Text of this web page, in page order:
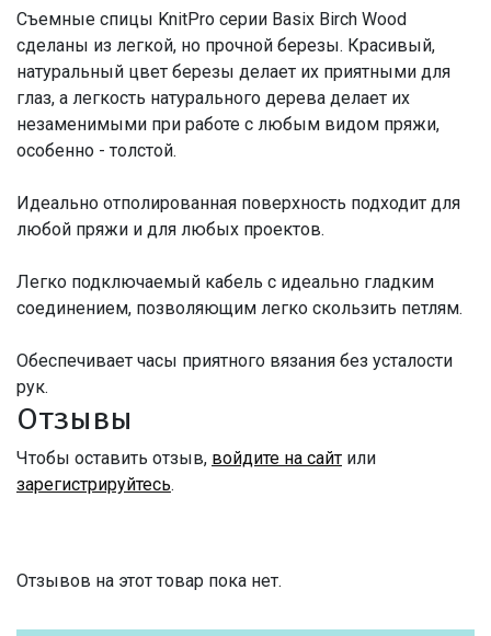
Съемные спицы KnitPro серии Basix Birch Wood
сделаны из легкой, но прочной березы. Красивый,
натуральный цвет березы делает их приятными для
глаз, а легкость натурального дерева делает их
незаменимыми при работе с любым видом пряжи,
особенно - толстой.
Идеально отполированная поверхность подходит для
любой пряжи и для любых проектов.
Легко подключаемый кабель с идеально гладким
соединением, позволяющим легко скользить петлям.
Обеспечивает часы приятного вязания без усталости
рук.
Отзывы
Чтобы оставить отзыв, войдите на сайт или
зарегистрируйтесь.
Отзывов на этот товар пока нет.